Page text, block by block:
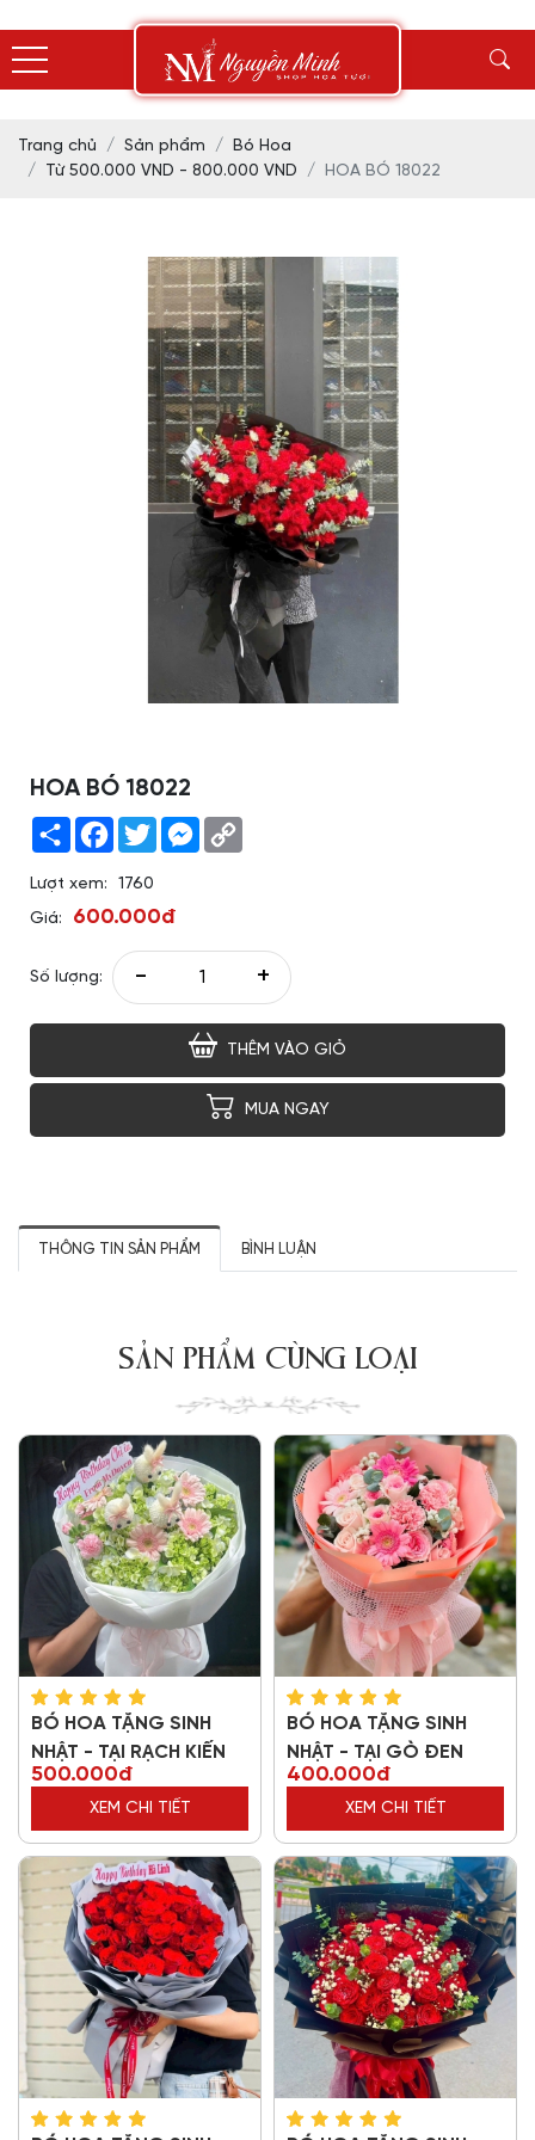
Trang chủ Sản phẩm
Bó Hoa
Từ 500.000 VND - 800.000 VND
HOA BÓ 18022
HOA BÓ 18022
Share Facebook
TwitterMessenger
Lượt xem:
1760
Giá:
600.000đ
Số lượng: - +
THÊM VÀO GIỎ
MUA NGAY
THÔNG TIN SẢN PHẨM BÌNH LUẬN
SẢN PHẨM CÙNG LOẠI
BÓ HOA TẶNG SINH
NHẬT - TẠI RẠCH KIẾN
500.000đ
XEM CHI TIẾT
BÓ HOA TẶNG SINH
NHẬT - TẠI GÒ ĐEN
400.000đ
XEM CHI TIẾT